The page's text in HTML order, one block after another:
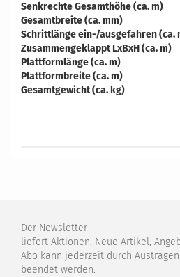
Senkrechte Gesamthöhe (ca. m)
Gesamtbreite (ca. mm)
Schrittlänge ein-/ausgefahren (ca.
Zusammengeklappt LxBxH (ca. m)
Plattformlänge (ca. m)
Plattformbreite (ca. m)
Gesamtgewicht (ca. kg)
Der Newsletter
liefert Aktionen, Neue Artikel,
Abo kann jederzeit durch
beendet werden.